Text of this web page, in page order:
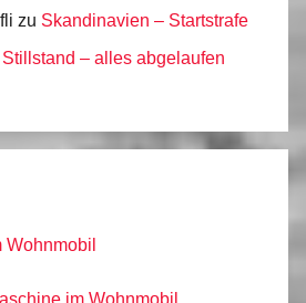
zu Skandinavien – Startstrafe
– alles abgelaufen
Wohnmobil